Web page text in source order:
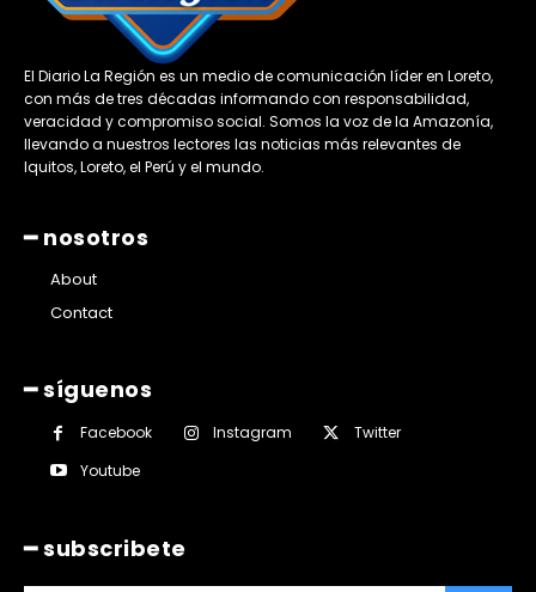
El Diario La Región es un medio de comunicación líder en Loreto,
con más de tres décadas informando con responsabilidad,
veracidad y compromiso social. Somos la voz de la Amazonía,
llevando a nuestros lectores las noticias más relevantes de
Iquitos, Loreto, el Perú y el mundo.
━ nosotros
About
Contact
━ síguenos
Facebook Instagram
Twitter
Youtube
━ subscribete